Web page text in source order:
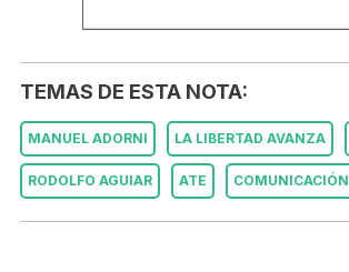
TEMAS DE ESTA NOTA:
MANUEL ADORNI LA LIBERTAD AVANZA
RODOLFO AGUIAR ATE COMUNICACIÓN